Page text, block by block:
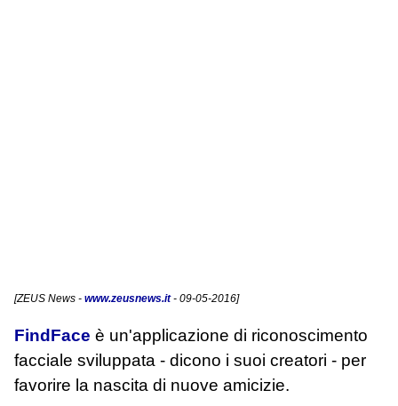
[ZEUS News - www.zeusnews.it- 09-05-2016]
FindFace è un'applicazione di riconoscimento
facciale sviluppata - dicono i suoi creatori - per
favorire la nascita di nuove amicizie.